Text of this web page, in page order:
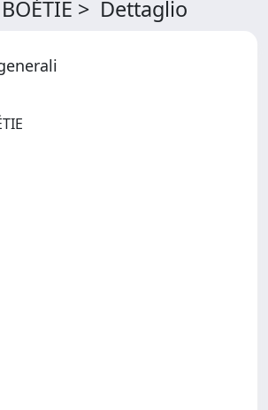
BOÉTIE > Dettaglio